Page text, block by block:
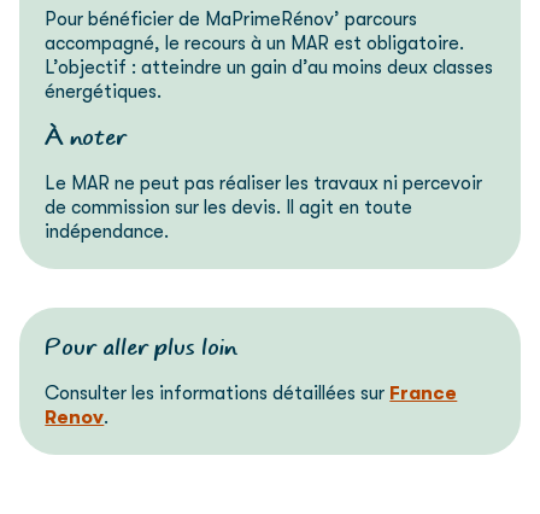
Pour bénéficier de MaPrimeRénov’ parcours
accompagné, le recours à un MAR est obligatoire.
L’objectif : atteindre un gain d’au moins deux classes
énergétiques.
À noter
Le MAR ne peut pas réaliser les travaux ni percevoir
de commission sur les devis. Il agit en toute
indépendance.
Pour aller plus loin
Consulter les informations détaillées sur France
Renov.